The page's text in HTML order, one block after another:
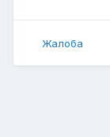
Жалоба